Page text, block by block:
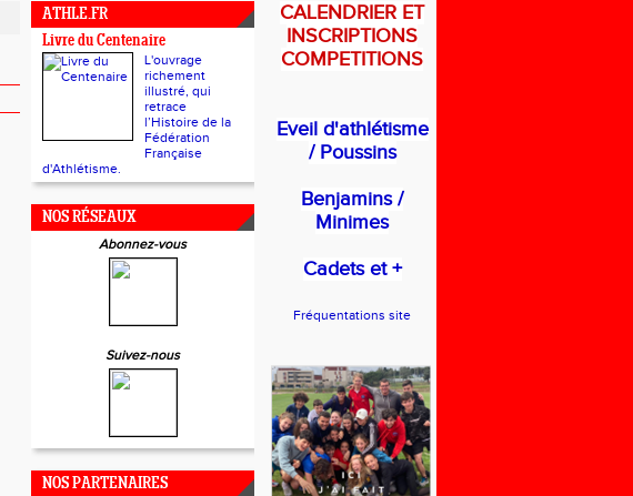
ATHLE.FR
Livre du Centenaire
L'ouvrage
richement
illustré, qui
retrace
l’Histoire de la
Fédération
Française
d'Athlétisme.
NOS RÉSEAUX
Abonnez-vous
Suivez-nous
NOS PARTENAIRES
CALENDRIER ET
INSCRIPTIONS
COMPETITIONS
Eveil d'athlétisme
/ Poussins
Benjamins /
Minimes
Cadets et +
Fréquentations site